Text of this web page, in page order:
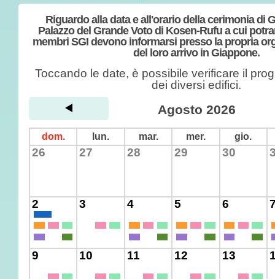
Riguardo alla data e all'orario della cerimonia di
Palazzo del Grande Voto di Kosen-Rufu a cui
membri SGI devono informarsi presso la propria
del loro arrivo in Giappone.
Toccando le date, è possibile verificare il
dei diversi edifici.
Agosto 2026
dom. lun. mar. mer. gio.
26 27 28 29 30
2 3 4 5 6
9 10 11 12 13